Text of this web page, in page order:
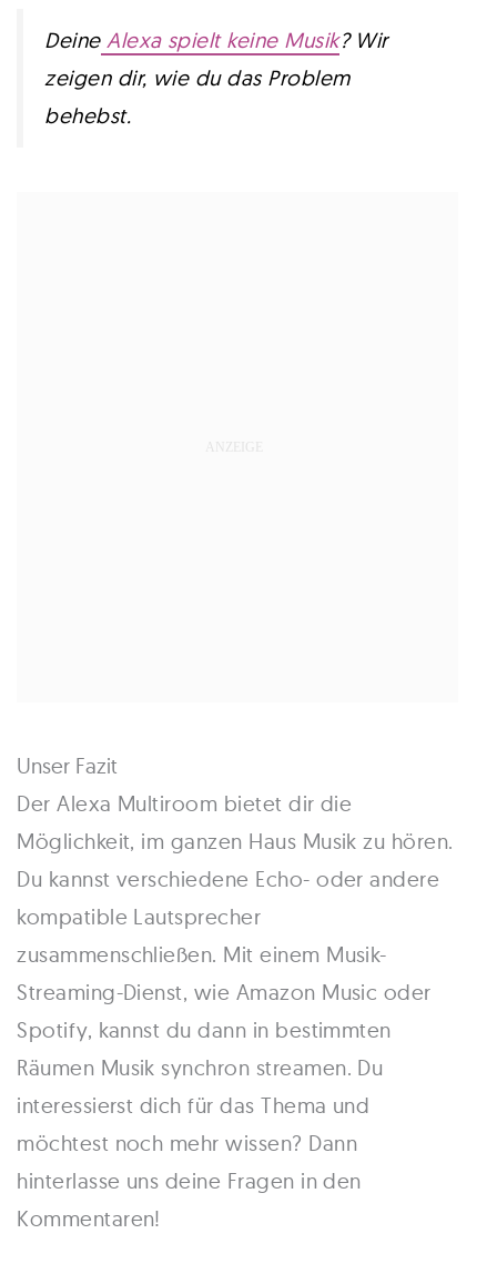
DeineAlexa spielt keine Musik? Wir
zeigen dir, wie du das Problem
behebst.
Unser Fazit
Der Alexa Multiroom bietet dir die
Möglichkeit, im ganzen Haus Musik zu hören.
Du kannst verschiedene Echo- oder andere
kompatible Lautsprecher
zusammenschließen. Mit einem Musik-
Streaming-Dienst, wie Amazon Music oder
Spotify, kannst du dann in bestimmten
Räumen Musik synchron streamen. Du
interessierst dich für das Thema und
möchtest noch mehr wissen? Dann
hinterlasse uns deine Fragen in den
Kommentaren!